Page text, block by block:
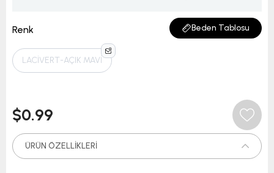
Renk Beden Tablosu
LACİVERT-AÇIK MAVİ
$0.99
ÜRÜN ÖZELLIKLERI